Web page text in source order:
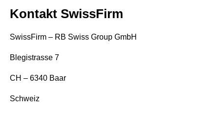
Kontakt SwissFirm
SwissFirm – RB Swiss Group GmbH
Blegistrasse 7
CH – 6340 Baar
Schweiz